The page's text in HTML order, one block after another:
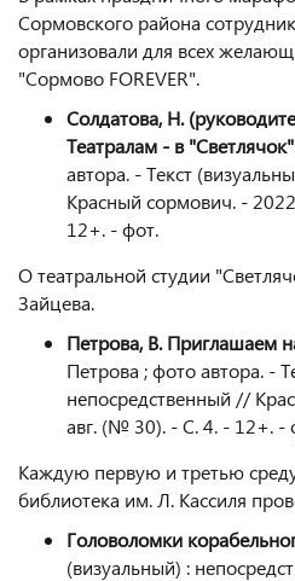
Сормовского района
организовали для всех
"Сормово FOREVER".
Солдатова, Н.
Театралам - в "Светлячок"
автора. - Текст
Красный сормович. -
12+. - фот.
О театральной студии
Зайцева.
Петрова, В. Приглашаем
Петрова ; фото автора. -
непосредственный //
авг. (№ 30). - С. 4. - 12+. -
Каждую первую и третью
библиотека им. Л. Кассиля
Головоломки
(визуальный) :